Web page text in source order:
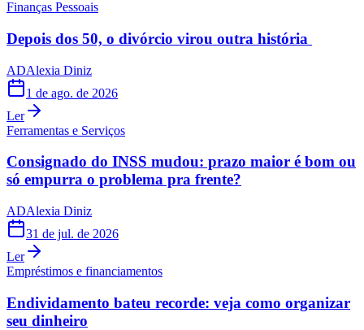
Finanças Pessoais
Depois dos 50, o divórcio virou outra história
ADAlexia Diniz
1 de ago. de 2026
Ler
Ferramentas e Serviços
Consignado do INSS mudou: prazo maior é bom ou
só empurra o problema pra frente?
ADAlexia Diniz
31 de jul. de 2026
Ler
Empréstimos e financiamentos
Endividamento bateu recorde: veja como organizar
seu dinheiro